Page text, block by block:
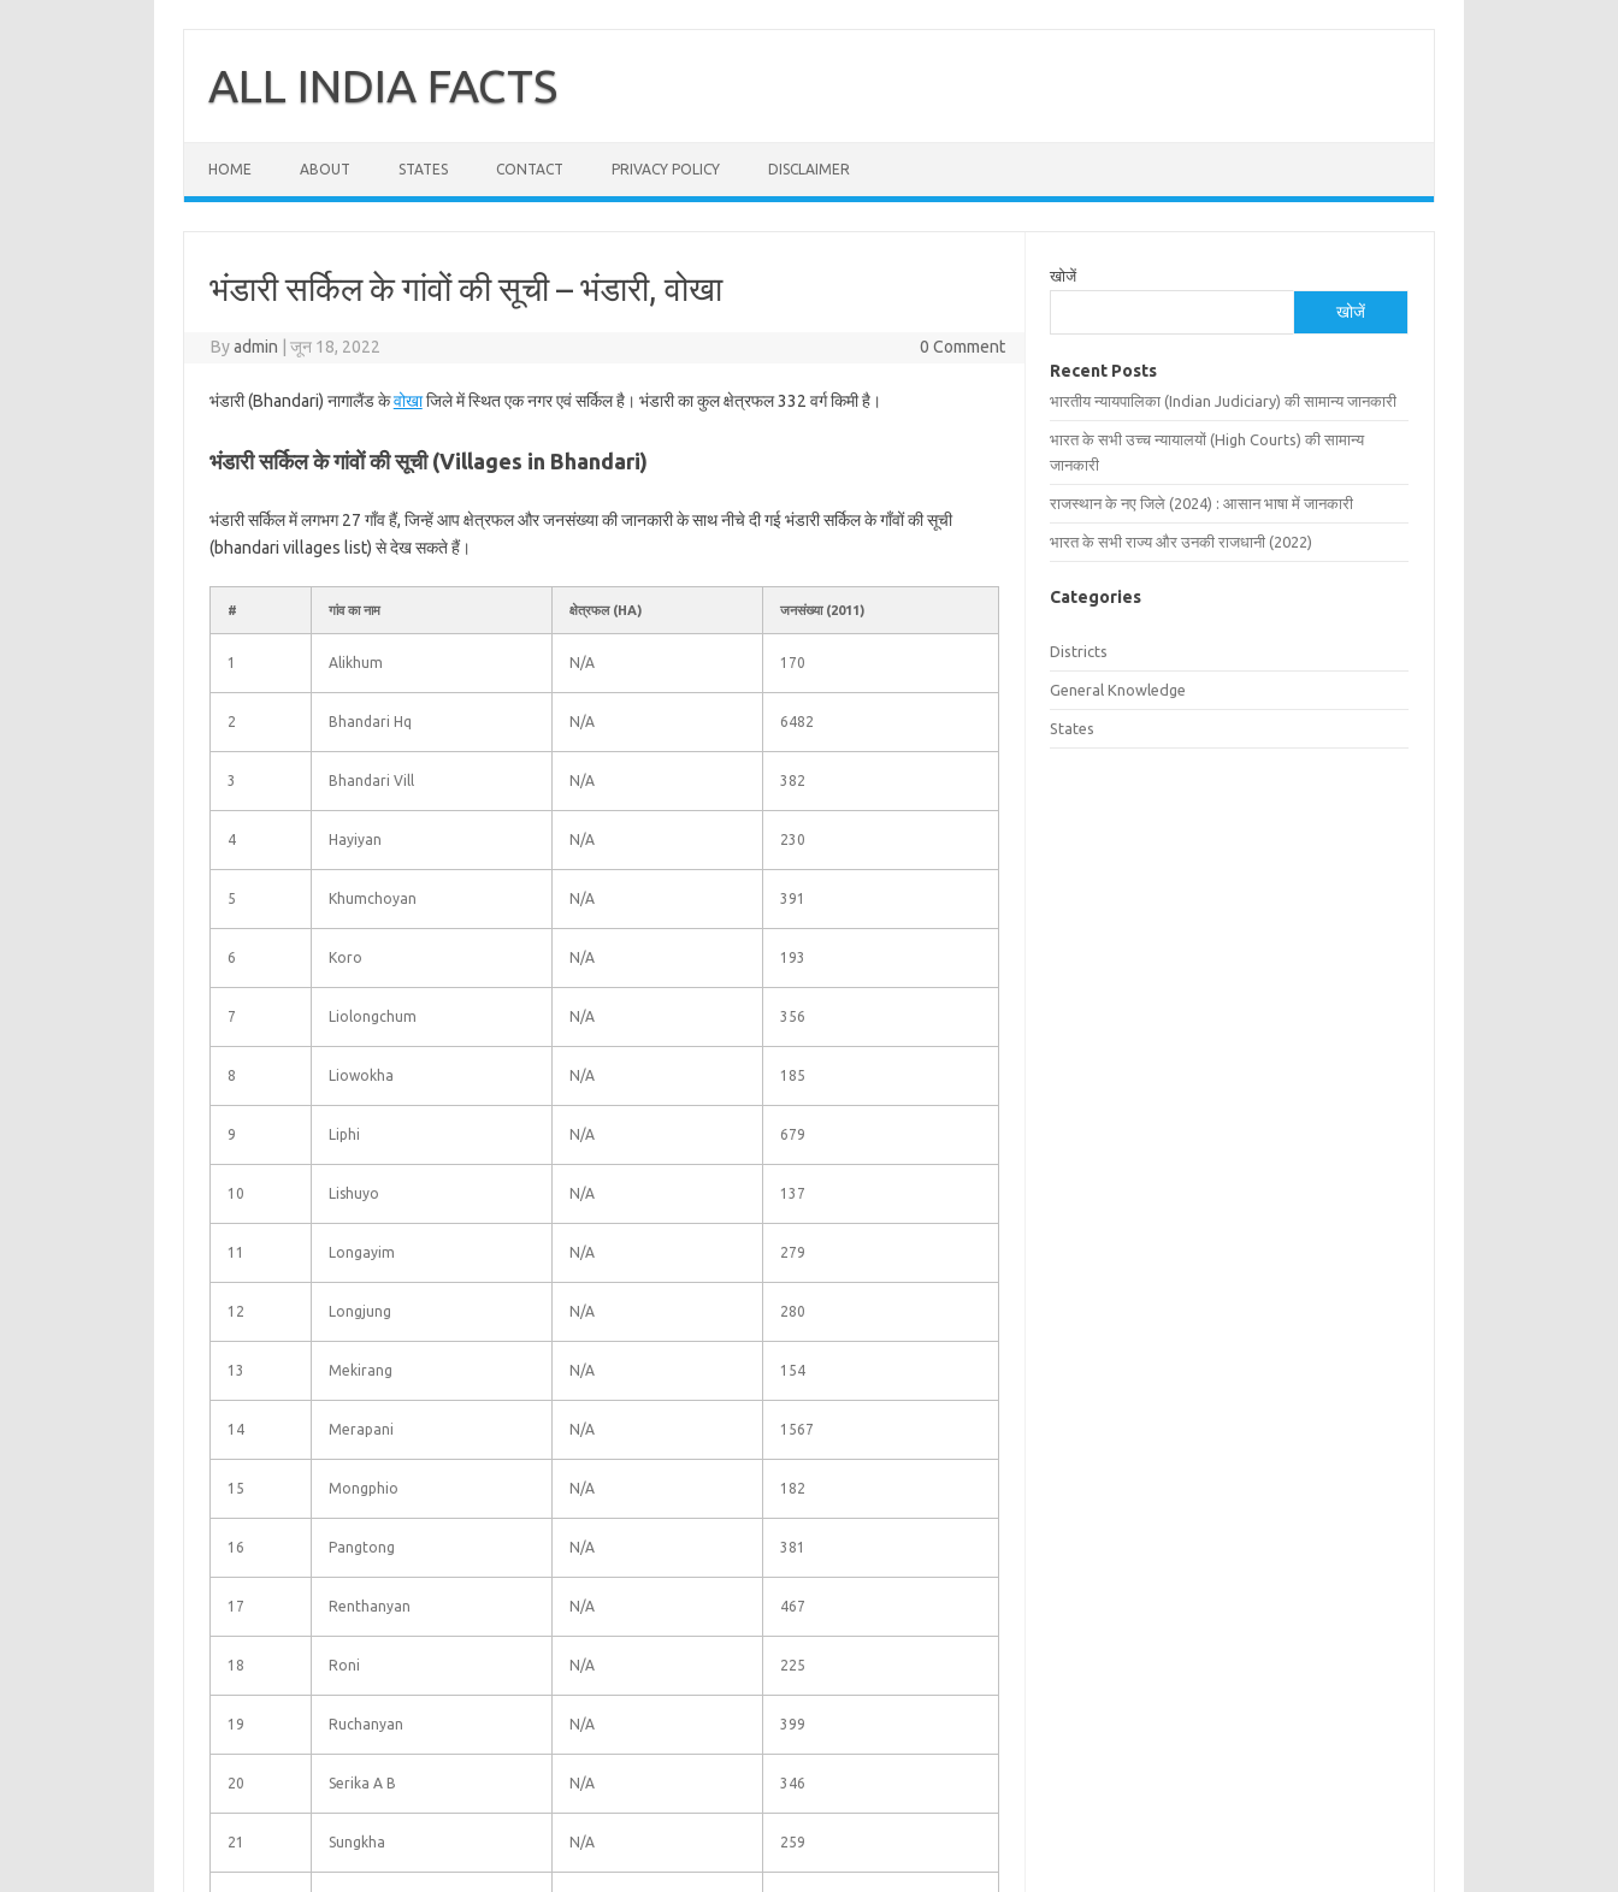
contentALL INDIA FACTS
HOME ABOUT STATES CONTACT PRIVACY POLICY DISCLAIMER
भंडारी सर्किल के गांवों की सूची – भंडारी, वोखा
Byadmin जून 18, 2022 0 Comment
भंडारी (Bhandari) नागालैंड केवोखाजिले में स्थित एक नगर एवं सर्किल है। भंडारी का कुल क्षेत्रफल 332 वर्ग किमी है।
भंडारी सर्किल के गांवों की सूची (Villages in Bhandari)
भंडारी सर्किल में लगभग 27 गाँव हैं, जिन्हें आप क्षेत्रफल और जनसंख्या की जानकारी के साथ नीचे दी गई भंडारी सर्किल के गाँवों की सूची
(bhandari villages list) से देख सकते हैं।
# गांव का नाम क्षेत्रफल (HA) जनसंख्या (2011)
1 Alikhum N/A 170
2 Bhandari Hq N/A 6482
3 Bhandari Vill N/A 382
4 Hayiyan N/A 230
5 Khumchoyan N/A 391
6 Koro N/A 193
7 Liolongchum N/A 356
8 Liowokha N/A 185
9 Liphi N/A 679
10 Lishuyo N/A 137
11 Longayim N/A 279
12 Longjung N/A 280
13 Mekirang N/A 154
14 Merapani N/A 1567
15 Mongphio N/A 182
16 Pangtong N/A 381
17 Renthanyan N/A 467
18 Roni N/A 225
19 Ruchanyan N/A 399
20 Serika A B N/A 346
21 Sungkha N/A 259
खोजें
खोजें
Recent Posts
भारतीय न्यायपालिका (Indian Judiciary) की सामान्य जानकारी
भारत के सभी उच्च न्यायालयों (High Courts) की सामान्य
जानकारी
राजस्थान के नए जिले (2024) : आसान भाषा में जानकारी
भारत के सभी राज्य और उनकी राजधानी (2022)
Categories
Districts
General Knowledge
States